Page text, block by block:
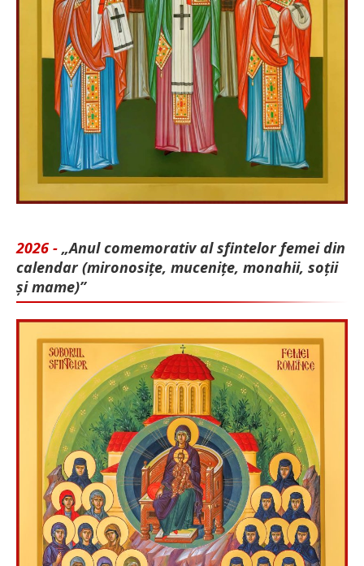
2026 - „Anul comemorativ al sfintelor femei din
calendar (mironosițe, mu­cenițe, monahii, soții
și mame)”